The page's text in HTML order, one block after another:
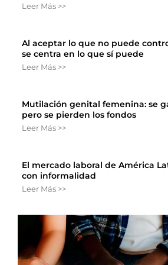
Leer Más >>
Al aceptar lo que no puede
se centra en lo que sí puede
Leer Más >>
Mutilación genital femenina: se
pero se pierden los fondos
Leer Más >>
El mercado laboral de América
con informalidad
Leer Más >>